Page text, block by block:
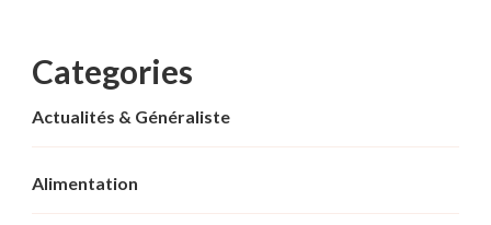
Categories
Actualités & Généraliste
Alimentation